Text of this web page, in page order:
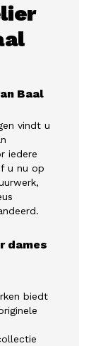
Baal
vindt u
iedere
u nu op
dames
biedt